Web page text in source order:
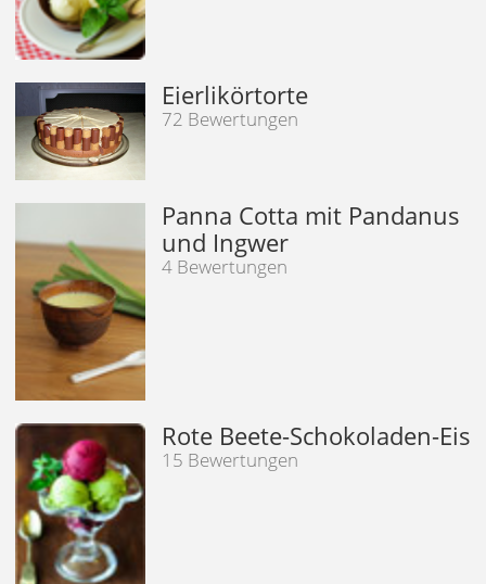
Eierlikörtorte
72 Bewertungen
Panna Cotta mit Pandanus
und Ingwer
4 Bewertungen
Rote Beete-Schokoladen-Eis
15 Bewertungen